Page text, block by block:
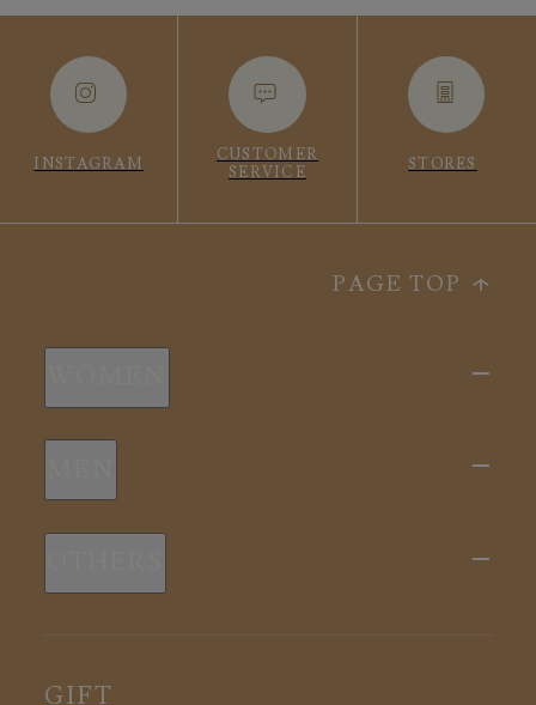
INSTAGRAM
CUSTOMER
SERVICE
STORES
PAGE TOP
新商品
スリープウェア
ルームウェア
新商品
ルームウェア
GIFT